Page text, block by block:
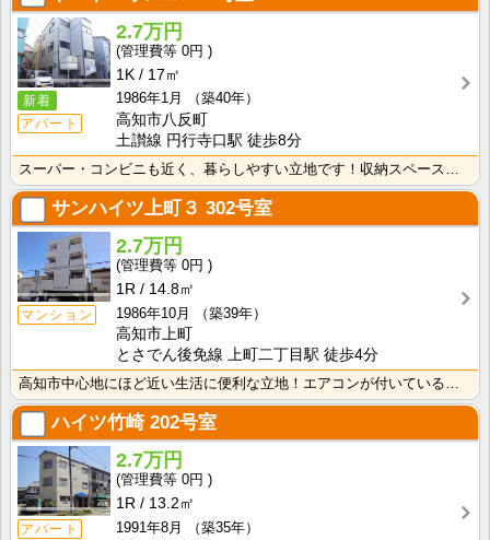
新着
アパート
2.7万円
0円
1K
17㎡
1986年1月
（築40年）
高知市八反町
土讃線 円行寺口駅 徒歩8分
スーパー・コンビニも近く、暮らしやすい立地です！収納スペースあり♪キッチンに窓がついているので、お料･･･
サンハイツ上町３ 302号室
マンション
2.7万円
0円
1R
14.8㎡
1986年10月
（築39年）
高知市上町
とさでん後免線 上町二丁目駅 徒歩4分
高知市中心地にほど近い生活に便利な立地！エアコンが付いているので初期費用の節約になりますね！
ハイツ竹崎202号室
アパート
2.7万円
0円
1R
13.2㎡
1991年8月
（築35年）